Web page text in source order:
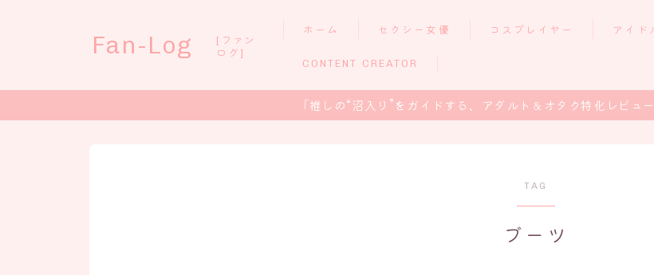
Fan-Log
[ファン
ログ]
ホーム セクシー女優 コスプレイヤー アイド
CONTENT CREATOR
「推しの“沼入り”をガイドする、アダルト＆オタク特化レビュ
TAG
ブーツ